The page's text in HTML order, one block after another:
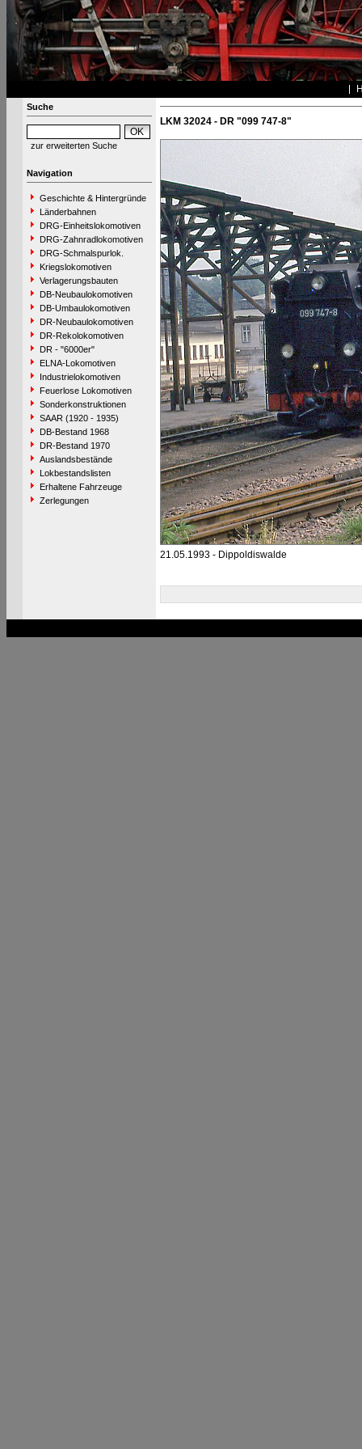
Suche
zur erweiterten Suche
Navigation
Geschichte & Hintergründe
Länderbahnen
DRG-Einheitslokomotiven
DRG-Zahnradlokomotiven
DRG-Schmalspurlok.
Kriegslokomotiven
Verlagerungsbauten
DB-Neubaulokomotiven
DB-Umbaulokomotiven
DR-Neubaulokomotiven
DR-Rekolokomotiven
DR - "6000er"
ELNA-Lokomotiven
Industrielokomotiven
Feuerlose Lokomotiven
Sonderkonstruktionen
SAAR (1920 - 1935)
DB-Bestand 1968
DR-Bestand 1970
Auslandsbestände
Lokbestandslisten
Erhaltene Fahrzeuge
Zerlegungen
LKM 32024 - DR "099 747-8"
21.05.1993 - Dippoldiswalde